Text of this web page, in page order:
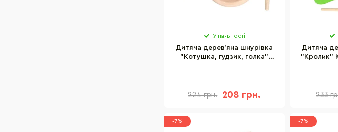
У наявності
Дитяча дерев'яна шнурівка
"Котушка, гудзик, голка"
224 грн. 208 грн.
Дитяча
"Кролик"
233
-7% -7%